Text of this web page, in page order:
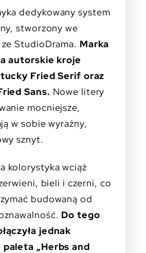
dedykowany system
stworzony we
StudioDrama. Marka
autorskie kroje
Fried Serif oraz
Sans. Nowe litery
mocniejsze,
w sobie wyraźny,
sznyt.
kolorystyka wciąż
bieli i czerni, co
budowaną od
Do tego
jednak
„Herbs and